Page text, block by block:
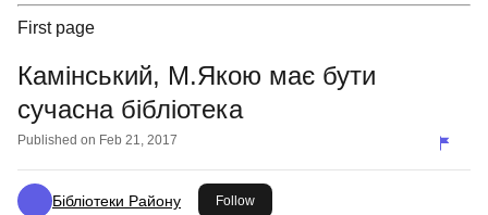
First page
Камінський, М.Якою має бути
сучасна бібліотека
Published on Feb 21, 2017
Бібліотеки Району Followthis publisher